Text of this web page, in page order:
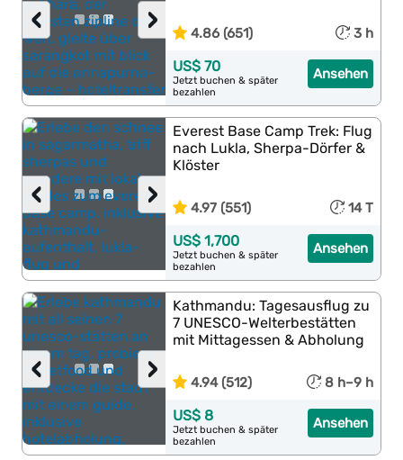
›
‹ 4.86 (651) 3 h
Ansehen
US$ 70
Jetzt buchen & später
bezahlen
›
‹
Everest Base Camp Trek: Flug
nach Lukla, Sherpa-Dörfer &
Klöster
4.97 (551) 14 T
Ansehen
US$ 1,700
Jetzt buchen & später
bezahlen
›
‹
Kathmandu: Tagesausflug zu
7 UNESCO-Welterbestätten
mit Mittagessen & Abholung
4.94 (512) 8 h–9 h
Ansehen
US$ 8
Jetzt buchen & später
bezahlen